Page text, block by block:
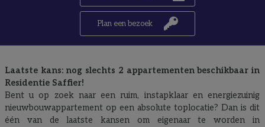
Plan een bezoek
Laatste kans: nog slechts 2 appartementen beschikbaar in
Residentie Saffier!
Bent u op zoek naar een ruim, instapklaar en energiezuinig
nieuwbouwappartement op een absolute toplocatie? Dan is dit
één van de laatste kansen om eigenaar te worden in